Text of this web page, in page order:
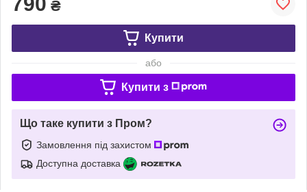
₴
Купити
або
Купити з
Що таке купити з Пром?
Замовлення під захистом
Доступна доставка